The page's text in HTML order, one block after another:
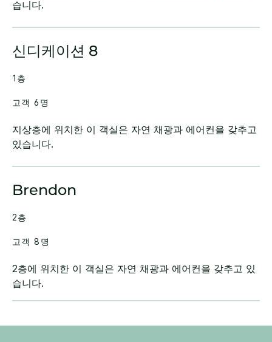
습니다.
신디케이션 8
지상층에 위치한 이 객실은 자연 채광과 에어컨을 갖추고
있습니다.
1층
고객 6명
Brendon
2층에 위치한 이 객실은 자연 채광과 에어컨을 갖추고 있
습니다.
2층
고객 8명